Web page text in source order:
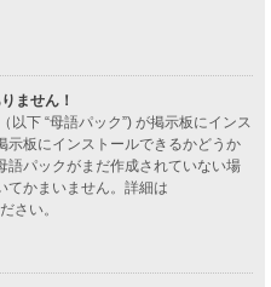
ません！
下 “母語パック”) が掲示板にインス
示板にインストールできるかどうか
語パックがまだ作成されていない場
てかまいません。詳細は
さい。